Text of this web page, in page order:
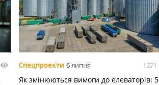
Спецпроекти 6 липня 1271
Як змінюються вимоги до елеваторів: 5